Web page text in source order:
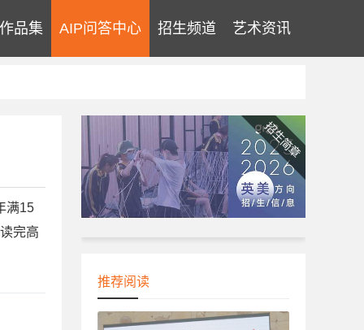
品集 AIP问答中心 招生频道 艺术资讯
满15
完高
招生简章
推荐阅读